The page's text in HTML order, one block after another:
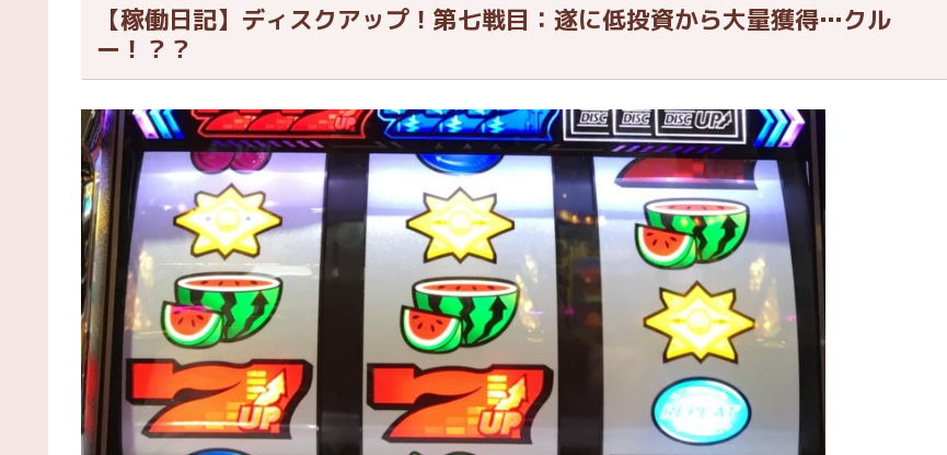
【稼働日記】ディスクアップ！第七戦目：遂に低投資から大量獲得…クル
ー！？？